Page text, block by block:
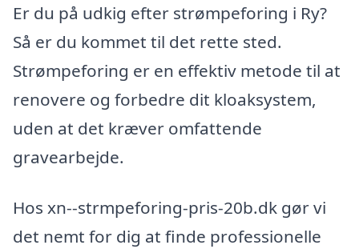
Er du på udkig efter strømpeforing i Ry?
Så er du kommet til det rette sted.
Strømpeforing er en effektiv metode til at
renovere og forbedre dit kloaksystem,
uden at det kræver omfattende
gravearbejde.
Hos xn--strmpeforing-pris-20b.dk gør vi
det nemt for dig at finde professionelle